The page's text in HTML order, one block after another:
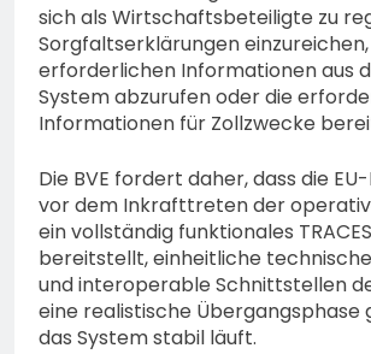
sich als Wirtschaftsbeteiligte zu
Sorgfaltserklärungen einzureichen,
erforderlichen Informationen aus
System abzurufen oder die
Informationen für Zollzwecke
Die BVE fordert daher, dass die
vor dem Inkrafttreten der
ein vollständig funktionales
bereitstellt, einheitliche
und interoperable Schnittstellen
eine realistische Übergangsphase
das System stabil läuft.